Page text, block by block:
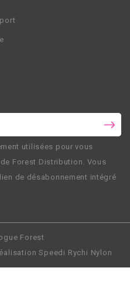
utilisées pour vous
Forest Distribution . Vous
de désabonnement intégré
Forest
Speedi Rychi Nylon